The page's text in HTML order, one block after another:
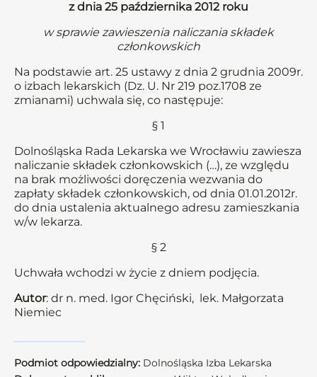
z dnia 25 października 2012 roku
w sprawie zawieszenia naliczania składek
członkowskich
Na podstawie art. 25 ustawy z dnia 2 grudnia 2009r.
o izbach lekarskich (Dz. U. Nr 219 poz.1708 ze
zmianami) uchwala się, co następuje:
§ 1
Dolnośląska Rada Lekarska we Wrocławiu zawiesza
naliczanie składek członkowskich (…), ze względu
na brak możliwości doręczenia wezwania do
zapłaty składek członkowskich, od dnia 01.01.2012r.
do dnia ustalenia aktualnego adresu zamieszkania
w/w lekarza.
§ 2
Uchwała wchodzi w życie z dniem podjęcia.
Autor: dr n. med. Igor Chęciński, lek. Małgorzata
Niemiec
Podmiot odpowiedzialny: Dolnośląska Izba Lekarska